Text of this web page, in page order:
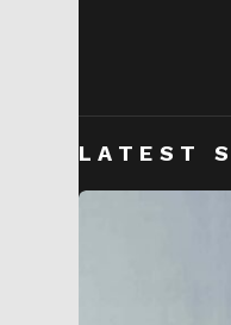
LATEST